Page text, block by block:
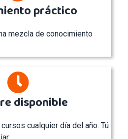
práctico
mezcla de conocimiento
disponible
cualquier día del año. Tú